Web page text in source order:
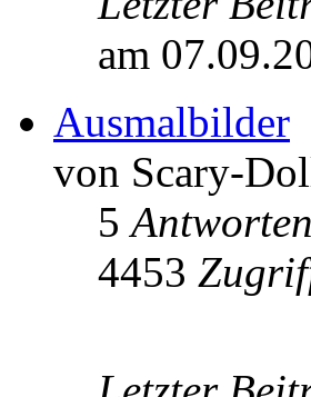
am
Ausmalbilder
von Scary-
5Antworten
4453